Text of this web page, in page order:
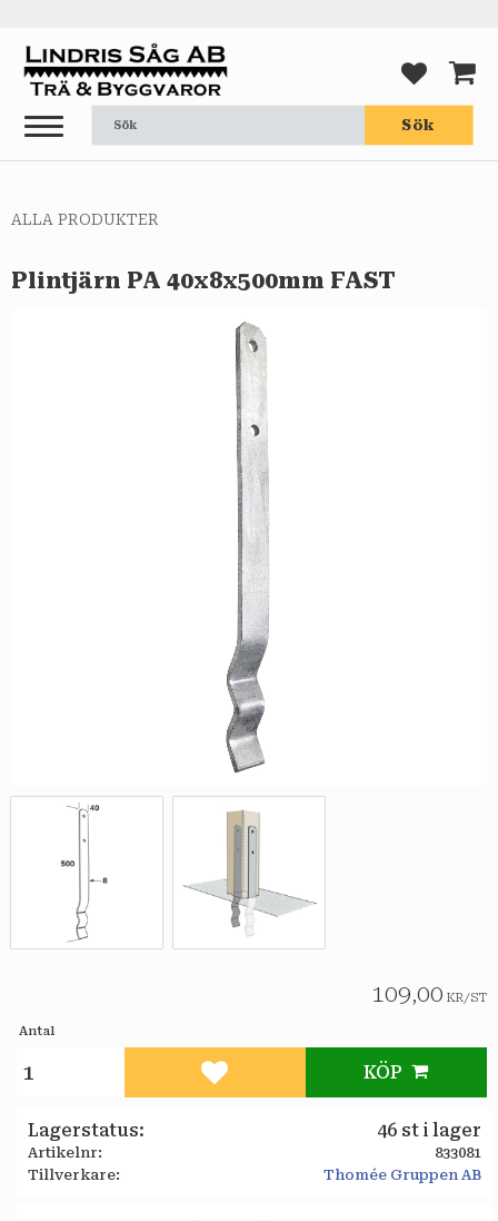
Meny
Sök
ALLA PRODUKTER
Plintjärn PA 40x8x500mm FAST
109,00 KR/ST
Antal
KÖP
Lägg till i favoriter
Lagerstatus 46 st i lager
Artikelnr
833081
Tillverkare
Thomée Gruppen AB